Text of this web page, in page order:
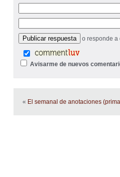
o responde a
Avisarme de nuevos
« El semanal de anotaciones